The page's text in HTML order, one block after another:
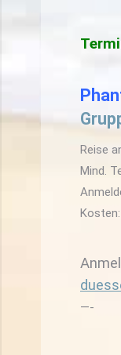
Reise
Mind.
—-